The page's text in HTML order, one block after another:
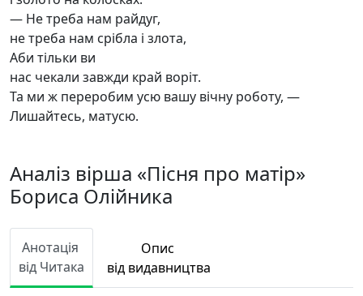
— Не треба нам райдуг,
не треба нам срібла і злота,
Аби тільки ви
нас чекали завжди край воріт.
Та ми ж переробим усю вашу вічну роботу, —
Лишайтесь, матусю.
Аналіз вірша «Пісня про матір»
Бориса Олійника
Анотація
від Читака
Опис
від видавництва